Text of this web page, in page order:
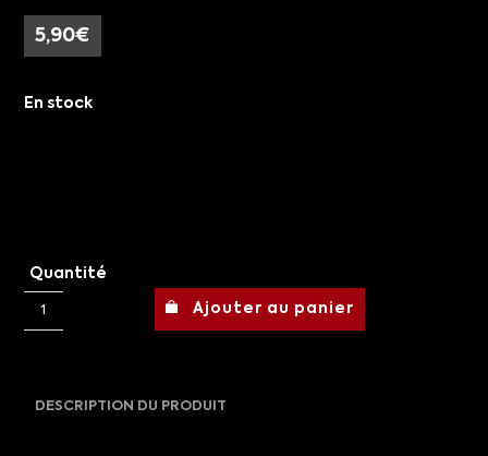
5,90€
En stock
Quantité
Ajouter au panier
DESCRIPTION DU PRODUIT